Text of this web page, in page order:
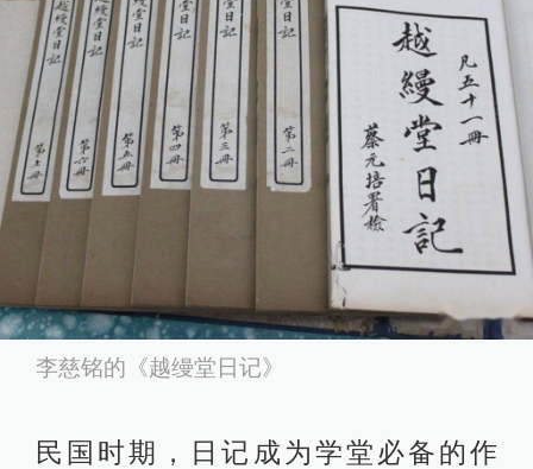
李慈铭的《越缦堂日记》
民国时期，日记成为学堂必备的作